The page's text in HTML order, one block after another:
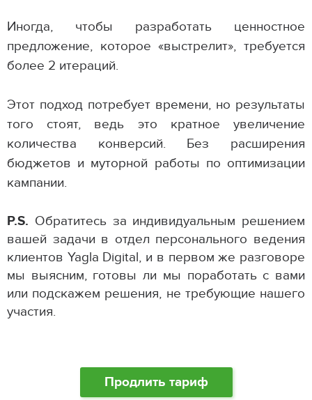
Иногда, чтобы разработать ценностное
предложение, которое «выстрелит», требуется
более 2 итераций.
Этот подход потребует времени, но результаты
того стоят, ведь это кратное увеличение
количества конверсий. Без расширения
бюджетов и муторной работы по оптимизации
кампании.
P.S. Обратитесь за индивидуальным решением
вашей задачи в отдел персонального ведения
клиентов Yagla Digital, и в первом же разговоре
мы выясним, готовы ли мы поработать с вами
или подскажем решения, не требующие нашего
участия.
Продлить тариф